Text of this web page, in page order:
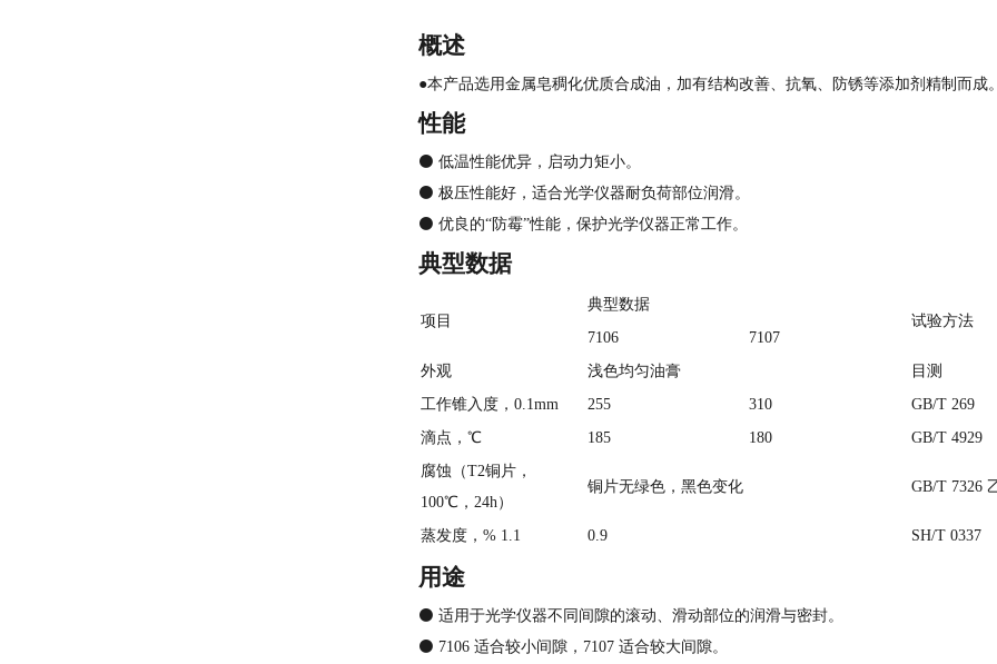
概述
●本产品选用金属皂稠化优质合成油，加有结构改善、抗氧、防锈等添加剂精制而成
性能
⚫ 低温性能优异，启动力矩小。
⚫ 极压性能好，适合光学仪器耐负荷部位润滑。
⚫ 优良的“防霉”性能，保护光学仪器正常工作。
典型数据
项目
典型数据
试验方法
7106
7107
外观
浅色均匀油膏
目测
工作锥入度，0.1mm
255 310
GB/T 269
滴点，℃
185 180
GB/T 4929
腐蚀（T2铜片，
100℃，24h）
铜片无绿色，黑色变化 GB/T 7326
蒸发度，% 1.1 0.9 SH/T 0337
用途
⚫ 适用于光学仪器不同间隙的滚动、滑动部位的润滑与密封。
⚫ 7106 适合较小间隙，7107 适合较大间隙。